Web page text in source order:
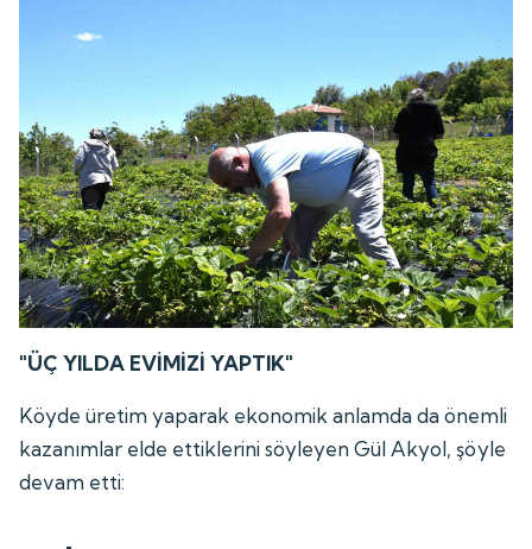
"ÜÇ YILDA EVİMİZİ YAPTIK"
Köyde üretim yaparak ekonomik anlamda da önemli
kazanımlar elde ettiklerini söyleyen Gül Akyol, şöyle
devam etti: